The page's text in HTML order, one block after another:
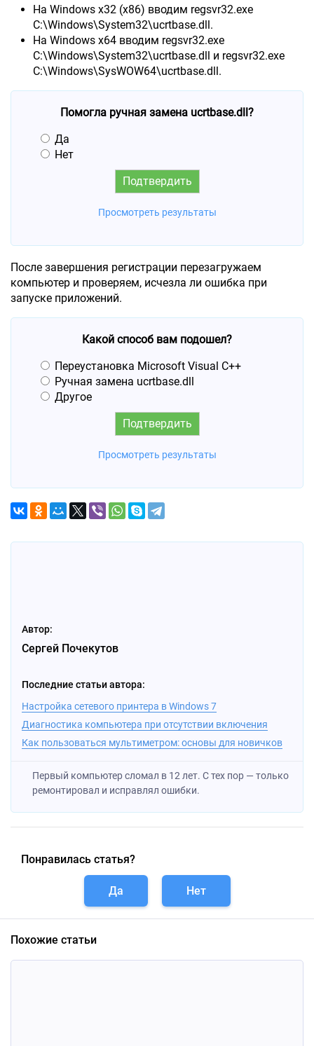
На Windows x32 (x86) вводим regsvr32.exe
C:\Windows\System32\ucrtbase.dll.
На Windows x64 вводим regsvr32.exe
C:\Windows\System32\ucrtbase.dll и regsvr32.exe
C:\Windows\SysWOW64\ucrtbase.dll.
Помогла ручная замена ucrtbase.dll?
Да
Нет
Просмотреть результаты
После завершения регистрации перезагружаем
компьютер и проверяем, исчезла ли ошибка при
запуске приложений.
Какой способ вам подошел?
Переустановка Microsoft Visual C++
Ручная замена ucrtbase.dll
Другое
Просмотреть результаты
Автор:
Сергей Почекутов
Последние статьи автора:
Настройка сетевого принтера в Windows 7
Диагностика компьютера при отсутствии включения
Как пользоваться мультиметром: основы для новичков
Первый компьютер сломал в 12 лет. С тех пор — только
ремонтировал и исправлял ошибки.
Понравилась статья?
Да Нет
Похожие статьи